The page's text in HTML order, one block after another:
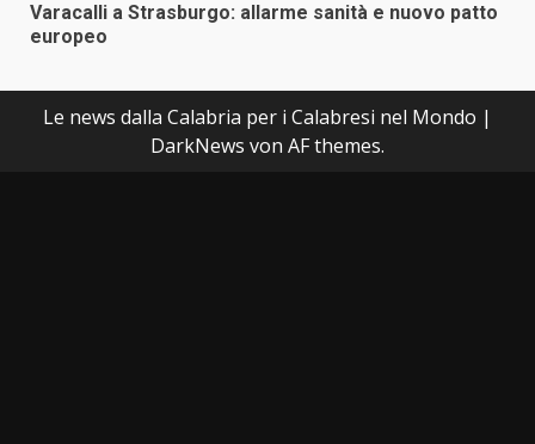
Varacalli a Strasburgo: allarme sanità e nuovo patto
europeo
Le news dalla Calabria per i Calabresi nel Mondo |
DarkNews von AF themes.